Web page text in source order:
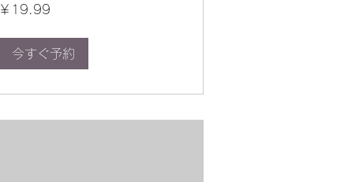
円
￥19.99
今すぐ予約